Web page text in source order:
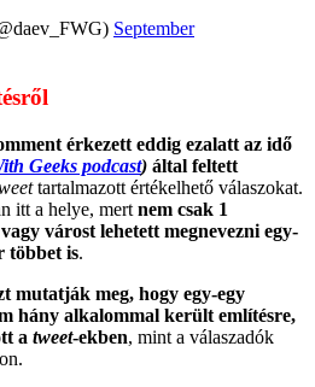
September
érkezett eddig ezalatt az idő
Geeks podcast) által feltett
tartalmazott értékelhető válaszokat.
itt a helye, mert nem csak 1
várost lehetett megnevezni egy-
többet is.
mutatják meg, hogy egy-egy
hány alkalommal került említésre,
a tweet-ekben, mint a válaszadók